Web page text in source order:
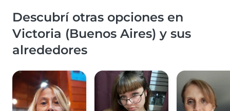
Descubrí otras opciones en
Victoria (Buenos Aires) y sus
alrededores